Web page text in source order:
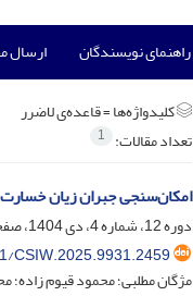
راهنمای نویسندگان ارسال
کلیدواژه‌ها =قاعده‌ی لاضرر
تعداد مقالات: 1
امکان‌سنجی جبران زیان خسارت‌
دوره 12، شماره 4، دی 1404، صفحه
CSIW.2025.9931.2459
مژگان مطلبی؛ محمود قیوم